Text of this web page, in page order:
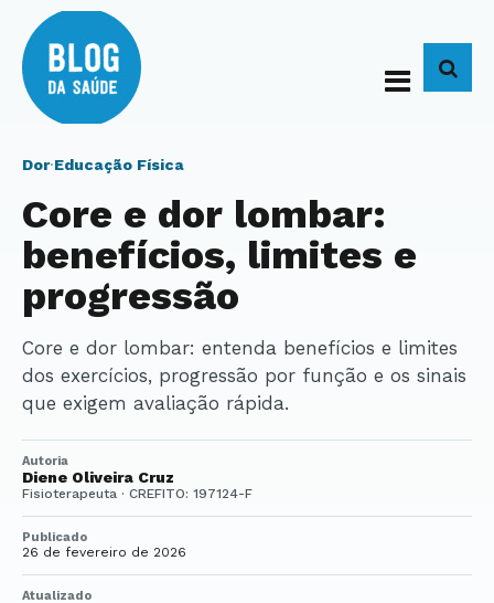
Dor·Educação Física
Core e dor lombar:
benefícios, limites e
progressão
Core e dor lombar: entenda benefícios e limites
dos exercícios, progressão por função e os sinais
que exigem avaliação rápida.
Autoria
Diene Oliveira Cruz
Fisioterapeuta · CREFITO: 197124-F
Publicado
26 de fevereiro de 2026
Atualizado